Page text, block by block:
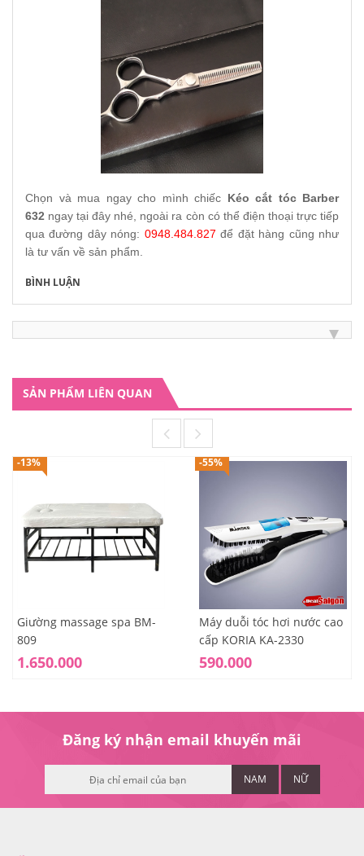
Chọn và mua ngay cho mình chiếc Kéo cắt tóc Barber
632 ngay tại đây nhé, ngoài ra còn có thể điện thoại trực tiếp
qua đường dây nóng: 0948.484.827 để đặt hàng cũng như
là tư vấn về sản phẩm.
BÌNH LUẬN
SẢN PHẨM LIÊN QUAN
-13%
Giường massage spa BM-
809
1.650.000
-55%
Máy duỗi tóc hơi nước cao
cấp KORIA KA-2330
590.000
Đăng ký nhận email khuyến mãi
NAM NỮ